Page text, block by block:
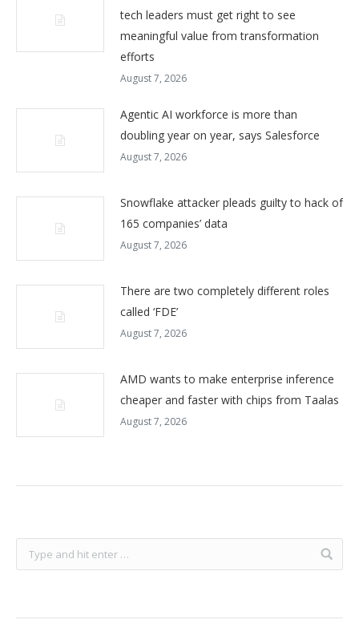
tech leaders must get right to see
meaningful value from transformation
efforts
August 7, 2026
Agentic AI workforce is more than
doubling year on year, says Salesforce
August 7, 2026
Snowflake attacker pleads guilty to hack of
165 companies’ data
August 7, 2026
There are two completely different roles
called ‘FDE’
August 7, 2026
AMD wants to make enterprise inference
cheaper and faster with chips from Taalas
August 7, 2026